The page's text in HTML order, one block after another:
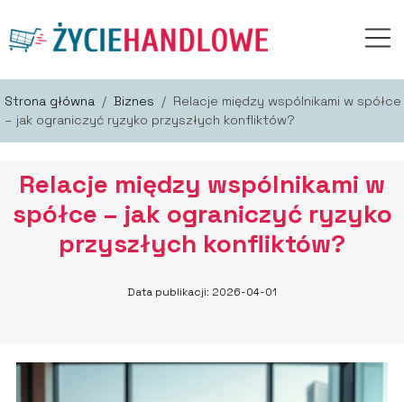
Strona główna / Biznes / Relacje między wspólnikami w spółce
– jak ograniczyć ryzyko przyszłych konfliktów?
Relacje między wspólnikami w
spółce – jak ograniczyć ryzyko
przyszłych konfliktów?
Data publikacji: 2026-04-01